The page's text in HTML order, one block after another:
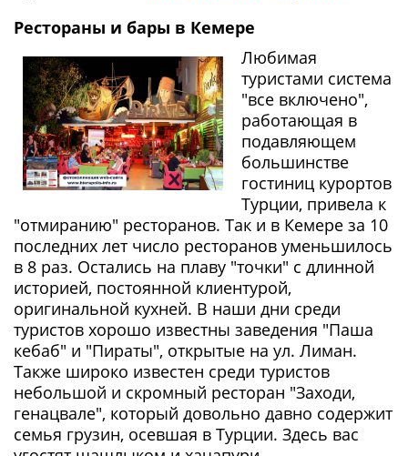
Рестораны и бары в Кемере
Любимая
туристами система
"все включено",
работающая в
подавляющем
большинстве
гостиниц курортов
Турции, привела к
"отмиранию" ресторанов. Так и в Кемере за 10
последних лет число ресторанов уменьшилось
в 8 раз. Остались на плаву "точки" с длинной
историей, постоянной клиентурой,
оригинальной кухней. В наши дни среди
туристов хорошо известны заведения "Паша
кебаб" и "Пираты", открытые на ул. Лиман.
Также широко известен среди туристов
небольшой и скромный ресторан "Заходи,
генацвале", который довольно давно содержит
семья грузин, осевшая в Турции. Здесь вас